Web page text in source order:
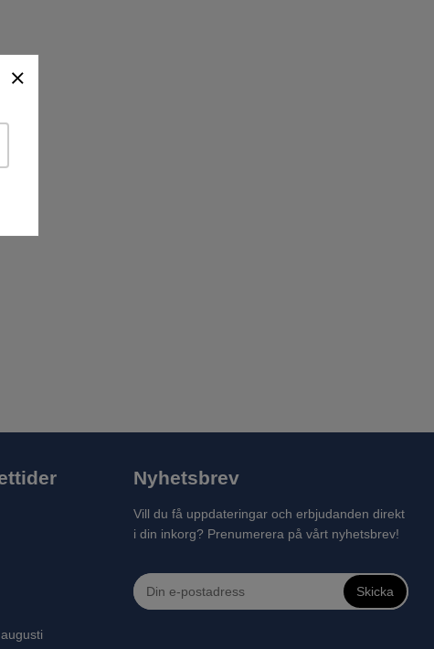
Nyhetsbrev
Vill du få uppdateringar och erbjudanden direkt
i din inkorg? Prenumerera på vårt nyhetsbrev!
Skicka